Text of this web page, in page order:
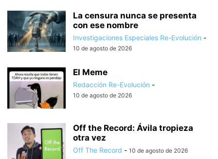
La censura nunca se presenta
con ese nombre
Investigaciones Especiales Re-Evolución -
10 de agosto de 2026
El Meme
Redacción Re-Evolución -
10 de agosto de 2026
Off the Record: Ávila tropieza
otra vez
Off The Record - 10 de agosto de 2026